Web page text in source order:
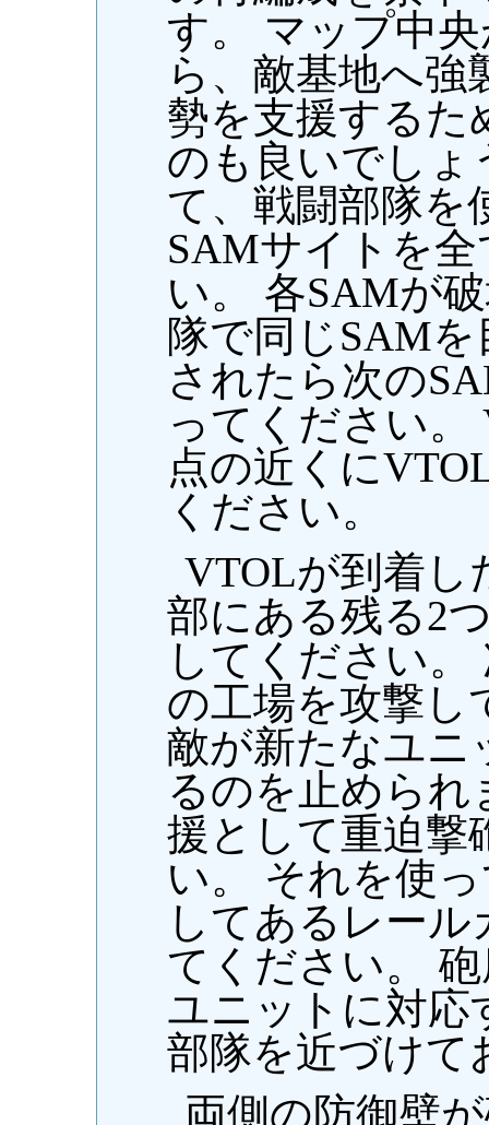
す。 マップ中
ら、敵基地へ強
勢を支援するた
のも良いでしょ
て、戦闘部隊を
SAMサイトを
い。 各SAMが
隊で同じSAM
されたら次の
ってください。
点の近くに
ください。
VTOLが到着し
部にある残る2
してください。
の工場を攻撃し
敵が新たなユニ
るのを止められ
援として重迫撃
い。 それを使
してあるレー
てください。
ユニットに対応
部隊を近づけて
両側の防御壁